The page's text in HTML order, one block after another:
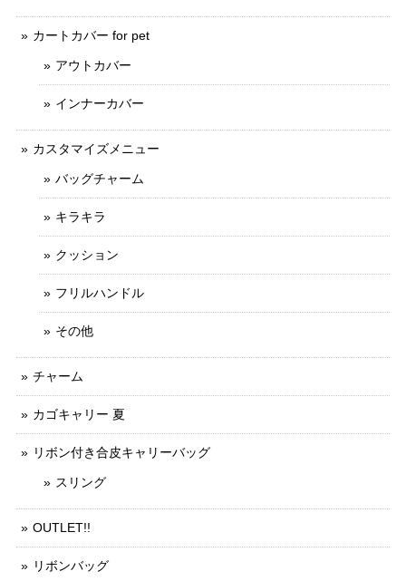
カートカバー for pet
アウトカバー
インナーカバー
カスタマイズメニュー
バッグチャーム
キラキラ
クッション
フリルハンドル
その他
チャーム
カゴキャリー 夏
リボン付き合皮キャリーバッグ
スリング
OUTLET!!
リボンバッグ